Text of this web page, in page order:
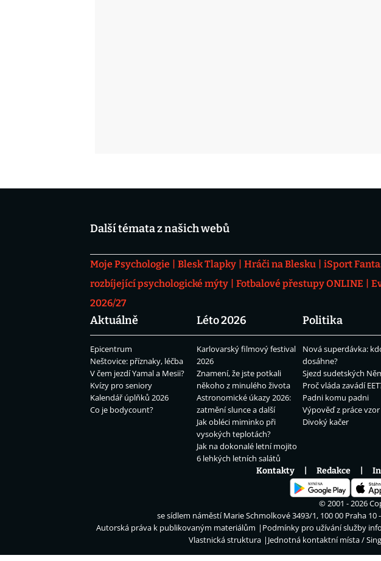
Další témata z našich webů
Moje Psychologie Blesk Tlapky Hráči na Blesku iSport
rozbíjející psychologické mýty
Fotbalové přestupy ONLINE
2026/27
Aktuálně
Epicentrum
Neštovice: příznaky, léčba
V čem jezdí Yamal a Mesii?
Kvízy pro seniory
Kalendář úplňků 2026
Co je bodycount?
Léto 2026
Karlovarský filmový festival
2026
Znamení, že jste potkali
někoho z minulého života
Astronomické úkazy 2026:
zatmění slunce a další
Jak obléci miminko při
vysokých teplotách?
Jak na dokonalé letní mojito
6 lehkých letních salátů
Politika
Nová superdávka:
dosáhne?
Sjezd sudetských
Proč vláda zavádí
Padni komu padni
Výpověď z práce vzor
Divoký kačer
Kontakty Redakce
© 2001 - 2026
se sídlem náměstí Marie Schmolkové 3493/1, 100 00 Praha 10
Autorská práva k publikovaným materiálům
Podmínky pro užívání služby
Vlastnická struktura
Jednotná kontaktní místa /